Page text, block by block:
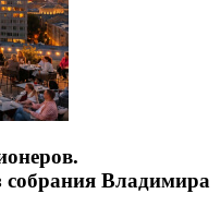
собрания Владимира